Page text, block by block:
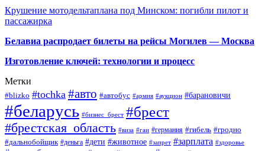
Крушение мотодельтаплана под Минском: погибли пилот и
пассажирка
Белавиа распродает билеты на рейсы Могилев — Москва
Изготовление ключей: технологии и процесс
Метки
#blizko #tochka #авто #автобус #армия #аукцион #барановичи
#беларусь #бизнес_брест #брест
#брестская_область #виза #гаи #германия #гибель #гродно
#дальнобойщик #деньга #дети #животное #запрет #зарплата #здоровье